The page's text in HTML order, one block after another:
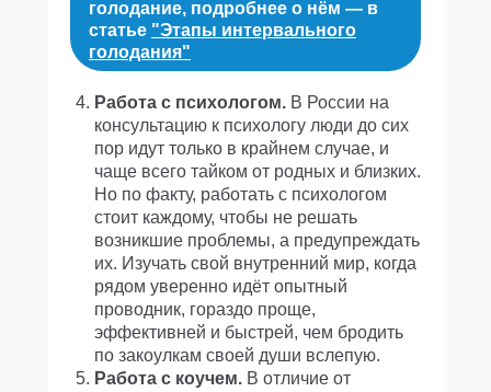
ывывы
23
Работа с психологом. В России на
консультацию к психологу люди до сих
пор идут только в крайнем случае, и
чаще всего тайком от родных и близких.
Но по факту, работать с психологом
стоит каждому, чтобы не решать
возникшие проблемы, а предупреждать
их. Изучать свой внутренний мир, когда
рядом уверенно идёт опытный
проводник, гораздо проще,
эффективней и быстрей, чем бродить
по закоулкам своей души вслепую.
Работа с коучем. В отличие от
голодание, подробнее о нём — в
статье "Этапы интервального
голодания"